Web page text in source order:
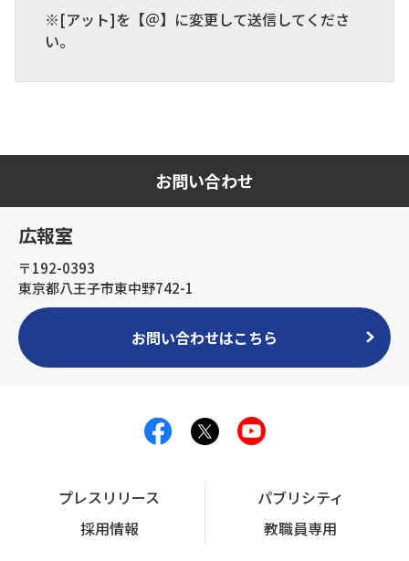
※[アット]を【＠】に変更して送信してくださ
い。
お問い合わせ
広報室
〒192-0393
東京都八王子市東中野742-1
お問い合わせはこちら
プレスリリース
パブリシティ
採用情報
教職員専用